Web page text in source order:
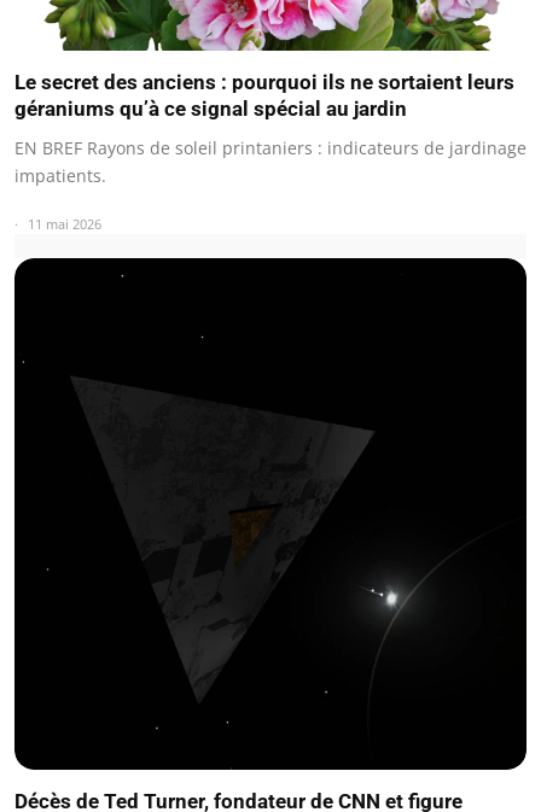
Le secret des anciens : pourquoi ils ne sortaient leurs
géraniums qu’à ce signal spécial au jardin
EN BREF Rayons de soleil printaniers : indicateurs de jardinage
impatients.
11 mai 2026
Décès de Ted Turner, fondateur de CNN et figure